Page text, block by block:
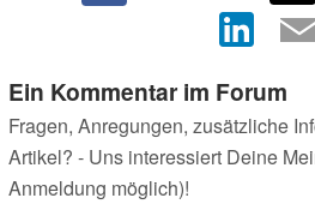
Ein Kommentar im Forum
Fragen, Anregungen, zusätzliche
Artikel? - Uns interessiert Deine
Anmeldung möglich)!